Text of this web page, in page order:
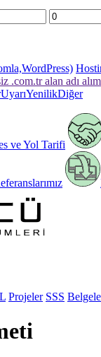
.com.tr alan adı
UyarıYenilikDiğer
ve Yol Tarifi
Projeler SSS